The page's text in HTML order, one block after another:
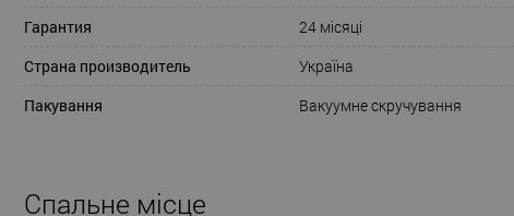
Гарантия
24 місяці
Страна производитель
Україна
Пакування
Вакуумне скручування
Спальне місце